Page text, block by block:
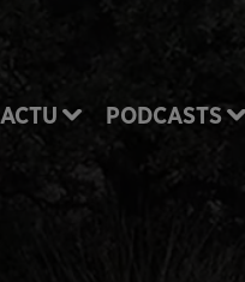
ACTU PODCASTS